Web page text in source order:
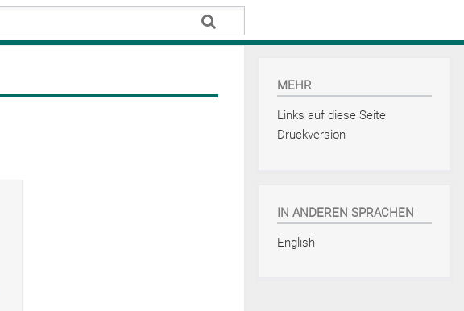
MEHR
Links auf diese Seite
Druckversion
IN ANDEREN SPRACHEN
English